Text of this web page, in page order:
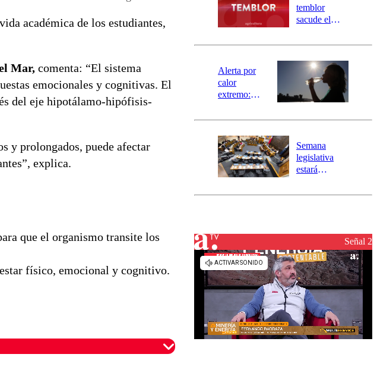
académica de los estudiantes,
Mar, comenta: “El sistema
emocionales y cognitivas. El
del eje hipotálamo-hipófisis-
y prolongados, puede afectar
explica.
que el organismo transite los
físico, emocional y cognitivo.
activa
mensajería
SAE
temblor
sacude el
revisa la
epicentro
Alerta por
calor
extremo:
activa Alerta
Preventiva en
tres comunas
Semana
legislativa
estará
el fin de la
reconstrucciónSeñal 2